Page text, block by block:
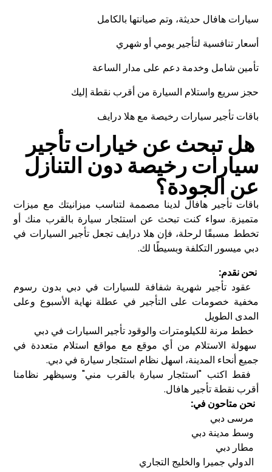
سيارات هافال حديثة، وتم صيانتها بالكامل
أسعار تنافسية لتأجير يومي أو شهري
تأمين شامل وخدمة دعم على مدار الساعة
حجز سريع واستلام السيارة من أقرب نقطة إليك
باقات تأجير سيارات رخيصة مع هلا درايف
هل تبحث عن خيارات تأجير
سيارات رخيصة دون التنازل
عن الجودة؟
باقات تأجير هافال لدينا مصممة لتناسب ميزانيتك مع ميزات
متميزة. سواء كنت تبحث عن استئجار سيارة بالقرب منك أو
تخطط مسبقًا لرحلة، فإن هلا درايف تجعل تأجير السيارات في
دبي ميسور التكلفة وبسيطًا لك.
نحن نقدم:
عقود تأجير شهرية شفافة للسيارات في دبي بدون رسوم
مخفية خصومات على التأجير في عطلة نهاية الأسبوع وعلى
المدى الطويل
خطط مرنة للكيلومترات والوقود تأجير السيارات في دبي
سهولة الاستلام من أي موقع مع مواقع استلام متعددة في
جميع أنحاء المدينة، اسهل نظام استئجار سيارة في دبي.
فقط اكتب "استئجار سيارة بالقرب مني" وسيظهر نظامنا
أقرب نقطة تأجير هافال.
نحن متاحون في:
مرسى دبي
وسط مدينة دبي
مطار دبي
الدولي جميرا والخليج التجاري